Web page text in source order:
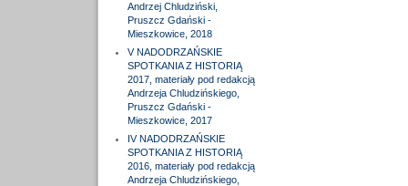
Andrzej Chludziński,
Pruszcz Gdański -
Mieszkowice, 2018
V NADODRZAŃSKIE
SPOTKANIA Z HISTORIĄ
2017, materiały pod redakcją
Andrzeja Chludzińskiego,
Pruszcz Gdański -
Mieszkowice, 2017
IV NADODRZAŃSKIE
SPOTKANIA Z HISTORIĄ
2016, materiały pod redakcją
Andrzeja Chludzińskiego,